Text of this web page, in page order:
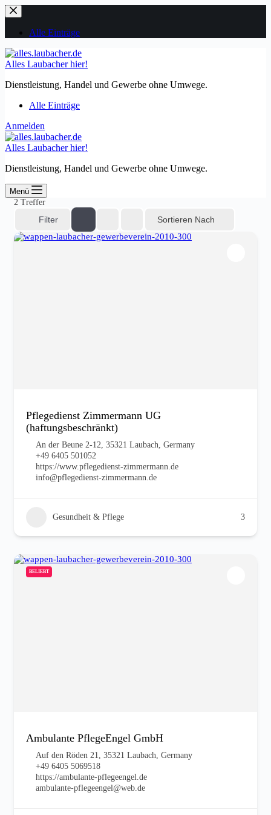
Zum
Inhalt
springenAlle Einträge
Alles Laubacher hier!
Dienstleistung, Handel und Gewerbe ohne Umwege.
Alle Einträge
Anmelden
Alles Laubacher hier!
Dienstleistung, Handel und Gewerbe ohne Umwege.
Menü
2 Treffer
Filter Sortieren Nach
Pflegedienst Zimmermann UG
(haftungsbeschränkt)
An der Beune 2-12, 35321 Laubach, Germany
+49 6405 501052
https://www.pflegedienst-zimmermann.de
info@pflegedienst-zimmermann.de
Gesundheit & Pflege 3
BELIEBT
Ambulante PflegeEngel GmbH
Auf den Röden 21, 35321 Laubach, Germany
+49 6405 5069518
https://ambulante-pflegeengel.de
ambulante-pflegeengel@web.de